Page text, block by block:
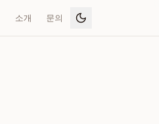
소개 문의